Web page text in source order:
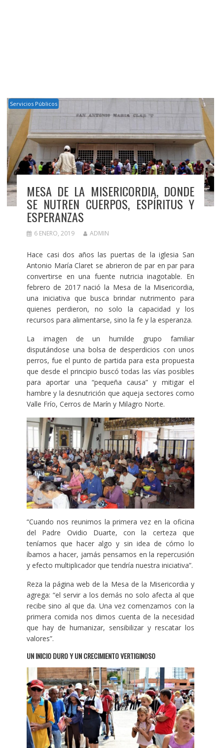
Servicios Públicos
MESA DE LA MISERICORDIA, DONDE
SE NUTREN CUERPOS, ESPÍRITUS Y
ESPERANZAS
6 ENERO, 2019 ADMIN
Hace casi dos años las puertas de la iglesia San
Antonio María Claret se abrieron de par en par para
convertirse en una fuente nutricia inagotable. En
febrero de 2017 nació la Mesa de la Misericordia,
una iniciativa que busca brindar nutrimento para
quienes perdieron, no solo la capacidad y los
recursos para alimentarse, sino la fe y la esperanza.
La imagen de un humilde grupo familiar
disputándose una bolsa de desperdicios con unos
perros, fue el punto de partida para esta propuesta
que desde el principio buscó todas las vías posibles
para aportar una “pequeña causa” y mitigar el
hambre y la desnutrición que aqueja sectores como
Valle Frío, Cerros de Marín y Milagro Norte.
“Cuando nos reunimos la primera vez en la oficina
del Padre Ovidio Duarte, con la certeza que
teníamos que hacer algo y sin idea de cómo lo
íbamos a hacer, jamás pensamos en la repercusión
y efecto multiplicador que tendría nuestra iniciativa”.
Reza la página web de la Mesa de la Misericordia y
agrega: “el servir a los demás no solo afecta al que
recibe sino al que da. Una vez comenzamos con la
primera comida nos dimos cuenta de la necesidad
que hay de humanizar, sensibilizar y rescatar los
valores”.
UN INICIO DURO Y UN CRECIMIENTO VERTIGINOSO